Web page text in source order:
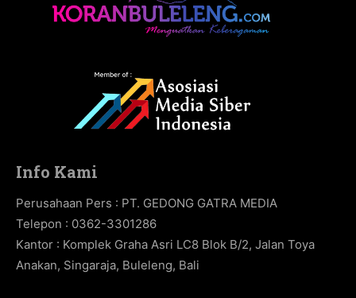
Info Kami
Perusahaan Pers : PT. GEDONG GATRA MEDIA
Telepon : 0362-3301286
Kantor : Komplek Graha Asri LC8 Blok B/2, Jalan Toya
Anakan, Singaraja, Buleleng, Bali